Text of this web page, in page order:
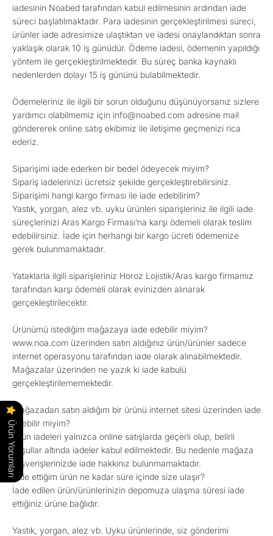
iadesinin Noabed tarafından kabul edilmesinin ardından iade
süreci başlatılmaktadır. Para iadesinin gerçekleştirilmesi süreci,
ürünler iade adresimize ulaştıktan ve iadesi onaylandıktan sonra
yaklaşık olarak 10 iş günüdür. Ödeme iadesi, ödemenin yapıldığı
yöntem ile gerçekleştirilmektedir. Bu süreç banka kaynaklı
nedenlerden dolayı 15 iş gününü bulabilmektedir.
Ödemeleriniz ile ilgili bir sorun olduğunu düşünüyorsanız sizlere
yardımcı olabilmemiz için info@noabed.com adresine mail
göndererek online satış ekibimiz ile iletişime geçmenizi rica
ederiz.
Siparişimi iade ederken bir bedel ödeyecek miyim?
Sipariş iadelerinizi ücretsiz şekilde gerçekleştirebilirsiniz.
Siparişimi hangi kargo firması ile iade edebilirim?
Yastık, yorgan, alez vb. uyku ürünleri siparişleriniz ile ilgili iade
süreçlerinizi Aras Kargo Firması’na karşı ödemeli olarak teslim
edebilirsiniz. İade için herhangi bir kargo ücreti ödemenize
gerek bulunmamaktadır.
Yataklarla ilgili siparişleriniz Horoz Lojistik/Aras kargo firmamız
tarafından karşı ödemeli olarak evinizden alınarak
gerçekleştirilecektir.
Ürünümü istediğim mağazaya iade edebilir miyim?
www.noa.com üzerinden satın aldığınız ürün/ürünler sadece
internet operasyonu tarafından iade olarak alınabilmektedir.
Mağazalar üzerinden ne yazık ki iade kabulü
gerçekleştirilememektedir.
Mağazadan satın aldığım bir ürünü internet sitesi üzerinden iade
edebilir miyim?
Ürün iadeleri yalnızca online satışlarda geçerli olup, belirli
koşullar altında iadeler kabul edilmektedir. Bu nedenle mağaza
alışverişlerinizde iade hakkınız bulunmamaktadır.
İade ettiğim ürün ne kadar süre içinde size ulaşır?
İade edilen ürün/ürünlerinizin depomuza ulaşma süresi iade
ettiğiniz ürüne bağlıdır.
Yastık, yorgan, alez vb. Uyku ürünlerinde, siz gönderimi
Ürün Yorumları